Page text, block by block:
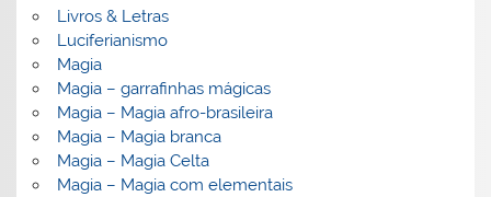
Livros & Letras
Luciferianismo
Magia
Magia – garrafinhas mágicas
Magia – Magia afro-brasileira
Magia – Magia branca
Magia – Magia Celta
Magia – Magia com elementais